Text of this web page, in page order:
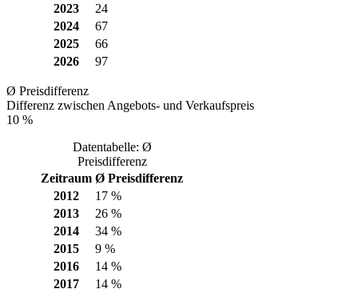
2023
24
2024
67
2025
66
2026
97
Ø Preisdifferenz
Differenz zwischen Angebots- und Verkaufspreis
10 %
Datentabelle: Ø
Preisdifferenz
Zeitraum Ø Preisdifferenz
2012
17 %
2013
26 %
2014
34 %
2015
9 %
2016
14 %
2017
14 %